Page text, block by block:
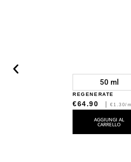
50 ml
REGENERATE
€64.90 |€1.30/
AGGIUNGI AL
CARRELLO